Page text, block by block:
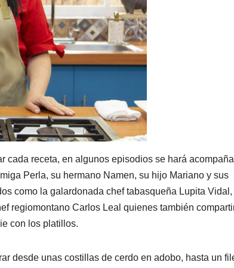
receta, en algunos episodios se hará
Perla, su hermano Namen, su hijo Mariano y sus
como la galardonada chef tabasqueña Lupita Vidal,
regiomontano Carlos Leal quienes también
con los platillos.
desde unas costillas de cerdo en adobo, hasta un